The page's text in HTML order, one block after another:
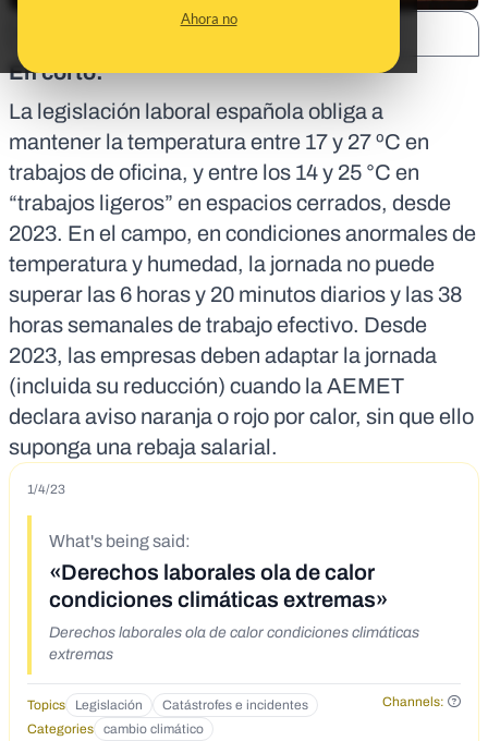
Ahora no
En corto:
La legislación laboral española obliga a
mantener la temperaturaentre 17 y 27 ºC en
trabajos de oficina, yentre los 14 y 25 °C en
“trabajos ligeros” en espacios cerrados, desde
2023. En el campo, en condiciones anormales de
temperatura y humedad, la jornada no puede
superar las 6 horas y 20 minutos diarios y las 38
horas semanalesde trabajo efectivo. Desde
2023, las empresas deben adaptar la jornada
(incluida su reducción) cuando la AEMET
declara aviso naranja o rojo por calor, sin que ello
suponga una rebaja salarial.
1/4/23
What's being said:
«Derechos laborales ola de calor
condiciones climáticas extremas»
Derechos laborales ola de calor condiciones climáticas
extremas
Topics Legislación Catástrofes e incidentes
Channels:
Categories
cambio climático